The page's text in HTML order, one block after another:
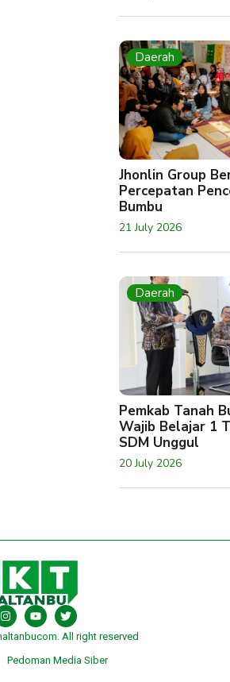
Daerah
Jhonlin Group
Percepatan
Bumbu
21 July 2026
Daerah
Pemkab Tanah
Wajib Belajar 1
SDM Unggul
20 July 2026
All right reserved
Pedoman Media Siber